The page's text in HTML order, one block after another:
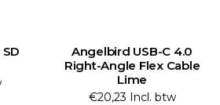
Angelbird USB-C 4.0
Right-Angle Flex Cable
Lime
€20,23 Incl. btw